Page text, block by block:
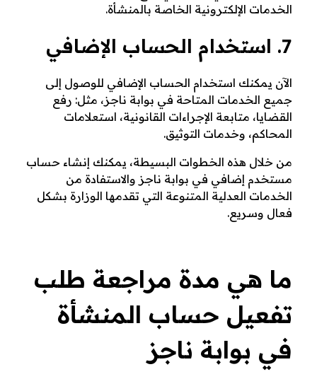
الخدمات الإلكترونية الخاصة بالمنشأة.
7. استخدام الحساب الإضافي
الآن يمكنك استخدام الحساب الإضافي للوصول إلى
جميع الخدمات المتاحة في بوابة ناجز، مثل: رفع
القضايا، متابعة الإجراءات القانونية، استعلامات
المحاكم، وخدمات التوثيق.
من خلال هذه الخطوات البسيطة، يمكنك إنشاء حساب
مستخدم إضافي في بوابة ناجز والاستفادة من
الخدمات العدلية المتنوعة التي تقدمها الوزارة بشكل
فعال وسريع.
ما هي مدة مراجعة طلب
تفعيل حساب المنشأة
في بوابة ناجز